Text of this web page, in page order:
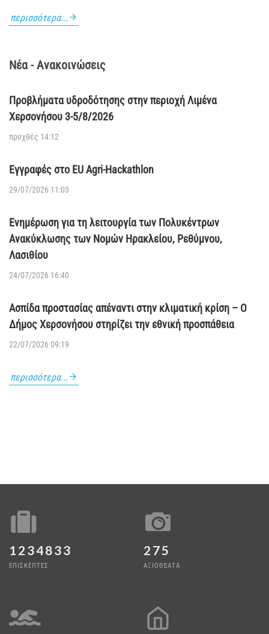
περισσότερα...
Νέα - Ανακοινώσεις
Προβλήματα υδροδότησης στην περιοχή Λιμένα
Χερσονήσου 3-5/8/2026
προχθές 14:12
Εγγραφές στο EU Agri-Hackathlon
29/07/2026 11:03
Ενημέρωση για τη λειτουργία των Πολυκέντρων
Ανακύκλωσης των Νομών Ηρακλείου, Ρεθύμνου,
Λασιθίου
24/07/2026 16:40
Ασπίδα προστασίας απέναντι στην κλιματική κρίση – Ο
Δήμος Χερσονήσου στηρίζει την εθνική προσπάθεια
22/07/2026 09:19
περισσότερα...
1234833
ΕΠΙΣΚΕΠΤΕΣ
275
ΑΞΙΟΘΕΑΤΑ